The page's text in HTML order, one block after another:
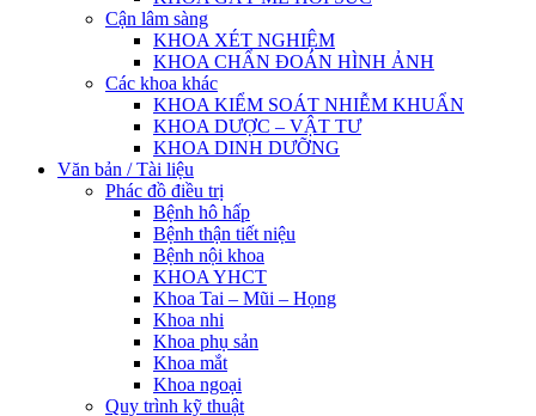
Cận lâm sàng
KHOA XÉT NGHIỆM
KHOA CHẨN ĐOÁN HÌNH ẢNH
Các khoa khác
KHOA KIỂM SOÁT NHIỄM KHUẨN
KHOA DƯỢC – VẬT TƯ
KHOA DINH DƯỠNG
Văn bản / Tài liệu
Phác đồ điều trị
Bệnh hô hấp
Bệnh thận tiết niệu
Bệnh nội khoa
KHOA YHCT
Khoa Tai – Mũi – Họng
Khoa nhi
Khoa phụ sản
Khoa mắt
Khoa ngoại
Quy trình kỹ thuật